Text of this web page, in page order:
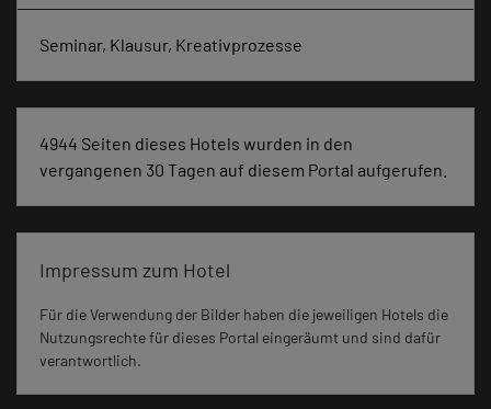
Seminar, Klausur, Kreativprozesse
4944 Seiten dieses Hotels wurden in den
vergangenen 30 Tagen auf diesem Portal aufgerufen.
Impressum zum Hotel
Für die Verwendung der Bilder haben die jeweiligen Hotels die
Nutzungsrechte für dieses Portal eingeräumt und sind dafür
verantwortlich.